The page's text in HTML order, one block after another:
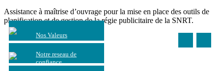
Assistance à maîtrise d’ouvrage pour la mise en place des outils de
planification et de gestion de la régie publicitaire de la SNRT.
Nos Valeurs
Notre reseau de
confiance